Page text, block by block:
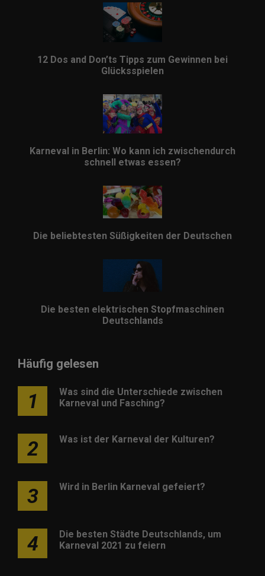
12 Dos and Don’ts Tipps zum Gewinnen bei
Glücksspielen
Karneval in Berlin: Wo kann ich zwischendurch
schnell etwas essen?
Die beliebtesten Süßigkeiten der Deutschen
Die besten elektrischen Stopfmaschinen
Deutschlands
Häufig gelesen
1
Was sind die Unterschiede zwischen
Karneval und Fasching?
2 Was ist der Karneval der Kulturen?
3 Wird in Berlin Karneval gefeiert?
4
Die besten Städte Deutschlands, um
Karneval 2021 zu feiern